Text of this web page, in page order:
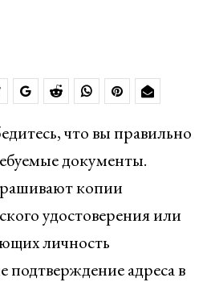
что вы правильно
документы.
копии
удостоверения или
личность
подтверждение адреса в